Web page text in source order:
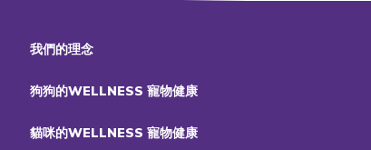
我們的理念
狗狗的WELLNESS 寵物健康
貓咪的WELLNESS 寵物健康